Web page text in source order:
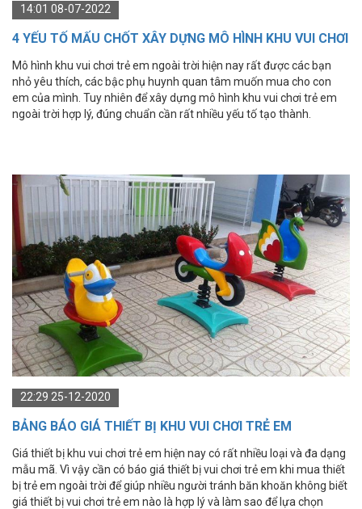
14:01 08-07-2022
4 YẾU TỐ MẤU CHỐT XÂY DỰNG MÔ HÌNH KHU VUI CHƠI
TRẺ EM NGOÀI TRỜI
Mô hình khu vui chơi trẻ em ngoài trời hiện nay rất được các bạn
nhỏ yêu thích, các bậc phụ huynh quan tâm muốn mua cho con
em của mình. Tuy nhiên để xây dựng mô hình khu vui chơi trẻ em
ngoài trời hợp lý, đúng chuẩn cần rất nhiều yếu tố tạo thành.
22:29 25-12-2020
BẢNG BÁO GIÁ THIẾT BỊ KHU VUI CHƠI TRẺ EM
Giá thiết bị khu vui chơi trẻ em hiện nay có rất nhiều loại và đa dạng
mẫu mã. Vì vậy cần có báo giá thiết bị vui chơi trẻ em khi mua thiết
bị trẻ em ngoài trời để giúp nhiều người tránh băn khoăn không biết
giá thiết bị vui chơi trẻ em nào là hợp lý và làm sao để lựa chọn